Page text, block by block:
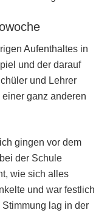
Aufenthaltes in
und der darauf
und Lehrer
ganz anderen
gingen vor dem
der Schule
wie sich alles
und war festlich
lag in der